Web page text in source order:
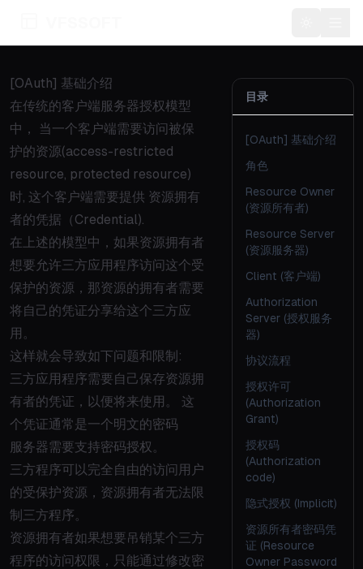
[OAuth] 基础介绍
在传统的客户端服务器授权模型
中， 当一个客户端需要访问被保
护的资源(access-restricted
resource, protected resource)
时, 这个客户端需要提供 资源拥有
者的凭据（Credential).
在上述的模型中，如果资源拥有者
想要允许三方应用程序访问这个受
保护的资源，那资源的拥有者需要
将自己的凭证分享给这个三方应
用。
这样就会导致如下问题和限制:
三方应用程序需要自己保存资源拥
有者的凭证，以便将来使用。 这
个凭证通常是一个明文的密码
服务器需要支持密码授权。
三方程序可以完全自由的访问用户
的受保护资源，资源拥有者无法限
制三方程序。
资源拥有者如果想要吊销某个三方
程序的访问权限，只能通过修改密
目录
[OAuth] 基础介绍
角色
Resource Owner
(资源所有者)
Resource Server
(资源服务器)
Client (客户端)
Authorization
Server (授权服务
器)
协议流程
授权许可
(Authorization
Grant)
授权码
(Authorization
code)
隐式授权 (Implicit)
资源所有者密码凭
证 (Resource
Owner Password